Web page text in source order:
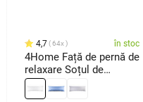
4,7 64x în stoc
4Home Față de pernă de
relaxare Soțul de
rezervă albă, 45 x 120
cm